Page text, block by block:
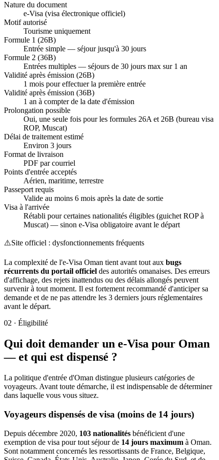
Nature du document
e-Visa (visa électronique officiel)
Motif autorisé
Tourisme uniquement
Formule 1 (26B)
Entrée simple — séjour jusqu'à 30 jours
Formule 2 (36B)
Entrées multiples — séjours de 30 jours max sur 1 an
Validité après émission (26B)
1 mois pour effectuer la première entrée
Validité après émission (36B)
1 an à compter de la date d'émission
Prolongation possible
Oui, une seule fois pour les formules 26A et 26B (bureau visa
ROP, Muscat)
Délai de traitement estimé
Environ 3 jours
Format de livraison
PDF par courriel
Points d'entrée acceptés
Aérien, maritime, terrestre
Passeport requis
Valide au moins 6 mois après la date de sortie
Visa à l'arrivée
Rétabli pour certaines nationalités éligibles (guichet ROP à
Muscat) — sinon e-Visa obligatoire avant le départ
⚠️Site officiel : dysfonctionnements fréquents
La complexité de l'e-Visa Oman tient avant tout aux bugs
récurrents du portail officiel des autorités omanaises. Des erreurs
d'affichage, des rejets inattendus ou des délais allongés peuvent
survenir à tout moment. Il est fortement recommandé d'anticiper sa
demande et de ne pas attendre les 3 derniers jours réglementaires
avant le départ.
02 · Éligibilité
Qui doit demander un e-Visa pour Oman
— et qui est dispensé ?
La politique d'entrée d'Oman distingue plusieurs catégories de
voyageurs. Avant toute démarche, il est indispensable de déterminer
dans laquelle vous vous situez.
Voyageurs dispensés de visa (moins de 14 jours)
Depuis décembre 2020, 103 nationalités bénéficient d'une
exemption de visa pour tout séjour de 14 jours maximum à Oman.
Sont notamment concernés les ressortissants de France, Belgique,